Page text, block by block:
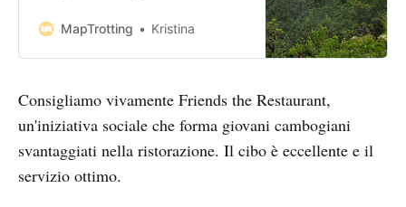
‘sleepy’, there are more than
keep you entertained for days.
organic pepper farms, which
should absolutely visit. It’s
MapTrotting Kristina
Consigliamo vivamente Friends the Restaurant,
un'iniziativa sociale che forma giovani cambogiani
svantaggiati nella ristorazione. Il cibo è eccellente e il
servizio ottimo.